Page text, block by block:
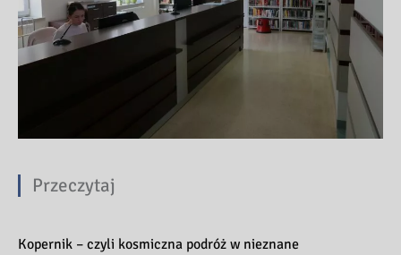
Przeczytaj
Kopernik – czyli kosmiczna podróż w nieznane